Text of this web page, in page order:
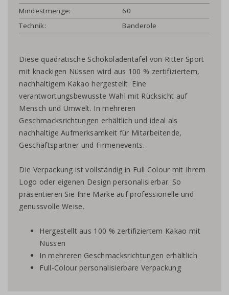
Mindestmenge:
60
Technik:
Banderole
Diese quadratische Schokoladentafel von Ritter Sport
mit knackigen Nüssen wird aus 100 % zertifiziertem,
nachhaltigem Kakao hergestellt. Eine
verantwortungsbewusste Wahl mit Rücksicht auf
Mensch und Umwelt. In mehreren
Geschmacksrichtungen erhältlich und ideal als
nachhaltige Aufmerksamkeit für Mitarbeitende,
Geschäftspartner und Firmenevents.
Die Verpackung ist vollständig in Full Colour mit Ihrem
Logo oder eigenen Design personalisierbar. So
präsentieren Sie Ihre Marke auf professionelle und
genussvolle Weise.
Hergestellt aus 100 % zertifiziertem Kakao mit
Nüssen
In mehreren Geschmacksrichtungen erhältlich
Full-Colour personalisierbare Verpackung